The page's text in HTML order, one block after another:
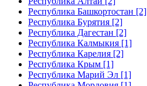
Республика Башкортостан [2]
Республика Бурятия [2]
Республика Дагестан [2]
Республика Калмыкия [1]
Республика Карелия [2]
Республика Крым [1]
Республика Марий Эл [1]